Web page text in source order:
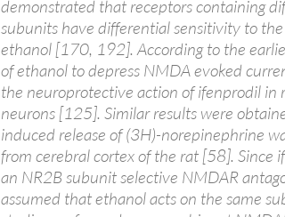
demonstrated that receptors containing
subunits have differential sensitivity to
ethanol [170, 192]. According to the
of ethanol to depress NMDA evoked
the neuroprotective action of ifenprodil in
neurons [125]. Similar results were
induced release of (3H)-norepinephrine
from cerebral cortex of the rat [58]. Since
an NR2B subunit selective NMDAR
assumed that ethanol acts on the same